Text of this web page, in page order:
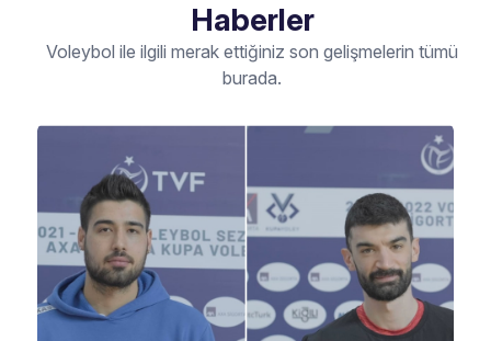
Haberler
Voleybol ile ilgili merak ettiğiniz son gelişmelerin tümü
burada.